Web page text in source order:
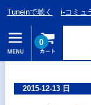
Tuneinで聴く i-コミュ
0
2015-12-13 日